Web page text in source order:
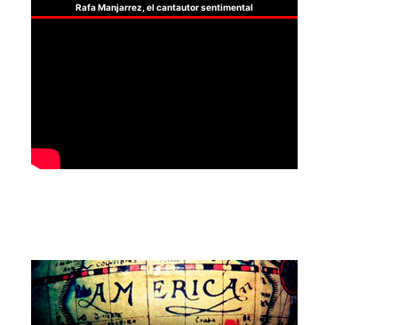
Rafa Manjarrez, el cantautor sentimental